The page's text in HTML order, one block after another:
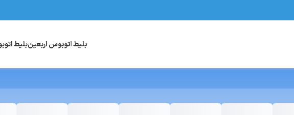
بلیط اتوبوس اربعینبلیط